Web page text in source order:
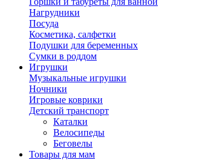
Нагрудники
Посуда
Косметика, салфетки
Подушки для беременных
Сумки в роддом
Игрушки
Музыкальные игрушки
Ночники
Игровые коврики
Детский транспорт
Каталки
Велосипеды
Беговелы
Товары для мам